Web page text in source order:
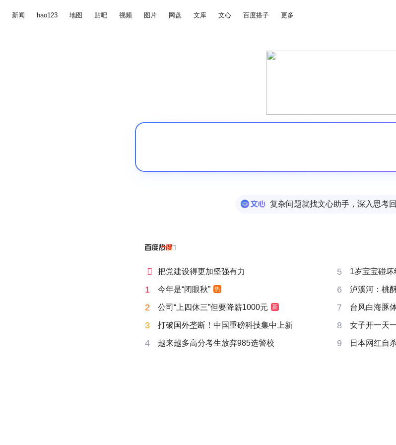
新闻 hao123 地图 贴吧 视频 图片 网盘 文库 文心 百度搭子 更多
复杂问题就找文心助手，深入思考

 把党建设得更加坚强有力 5 1岁宝宝碰坏
1 今年是“闭眼秋” 热 6 泸溪河：桃
2 公司“上四休三”但要降薪1000元 新 7 台风白海豚体
3 打破国外垄断！中国重磅科技集中上新 8 女子开一天
4 越来越多高分考生放弃985选警校 9 日本网红自